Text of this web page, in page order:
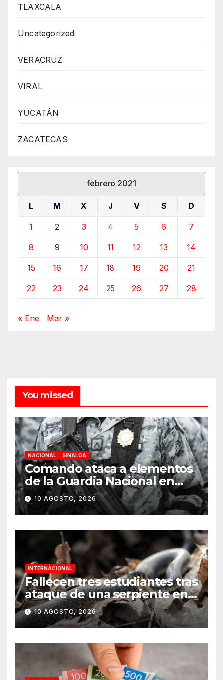
TLAXCALA
Uncategorized
VERACRUZ
VIRAL
YUCATÁN
ZACATECAS
febrero 2021
L M X J V S D
1 2 3 4 5 6 7
8 9 10 11 12 13 14
15 16 17 18 19 20 21
22 23 24 25 26 27 28
« Ene Mar »
You missed
NACIONAL SINALOA
Comando ataca a elementos
de la Guardia Nacional en
Sinaloa; hay 8 detenidos
10 AGOSTO, 2026
INTERNACIONAL
Fallecen tres estudiantes tras
ataque de una serpiente en
internado de India
10 AGOSTO, 2026